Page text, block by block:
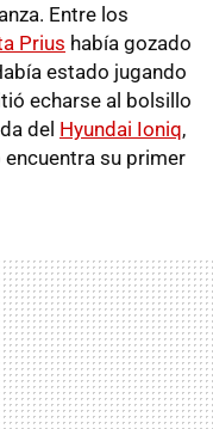
Entre los
Prius había gozado
estado jugando
echarse al bolsillo
del Hyundai Ioniq,
su primer